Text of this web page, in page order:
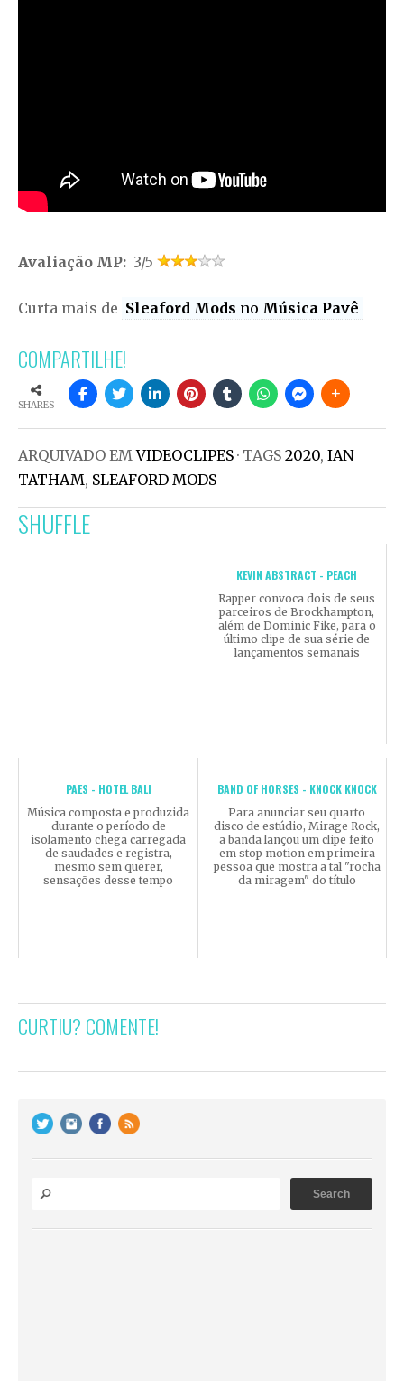
Avaliação MP: 3/5
Curta mais de Sleaford Mods no Música Pavê
COMPARTILHE!
SHARES
ARQUIVADO EMVIDEOCLIPES · TAGS 2020, IAN
TATHAM, SLEAFORD MODS
SHUFFLE
KEVIN ABSTRACT - PEACH
Rapper convoca dois de seus
parceiros de Brockhampton,
além de Dominic Fike, para o
último clipe de sua série de
lançamentos semanais
PAES - HOTEL BALI
Música composta e produzida
durante o período de
isolamento chega carregada
de saudades e registra,
mesmo sem querer,
sensações desse tempo
BAND OF HORSES - KNOCK KNOCK
Para anunciar seu quarto
disco de estúdio, Mirage Rock,
a banda lançou um clipe feito
em stop motion em primeira
pessoa que mostra a tal "rocha
da miragem" do título
CURTIU? COMENTE!